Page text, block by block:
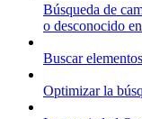
Búsqueda de
o desconocido
Buscar
Optimizar la